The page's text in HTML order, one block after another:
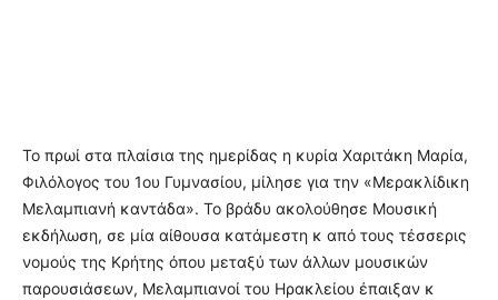
Το πρωί στα πλαίσια της ημερίδας η κυρία Χαριτάκη Μαρία,
Φιλόλογος του 1ου Γυμνασίου, μίλησε για την «Μερακλίδικη
Μελαμπιανή καντάδα». Το βράδυ ακολούθησε Μουσική
εκδήλωση, σε μία αίθουσα κατάμεστη κ από τους τέσσερις
νομούς της Κρήτης όπου μεταξύ των άλλων μουσικών
παρουσιάσεων, Μελαμπιανοί του Ηρακλείου έπαιξαν κ